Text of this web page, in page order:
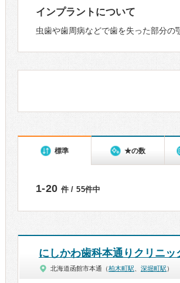
インプラントについて
虫歯や歯周病などで歯を失った部分
標準 ★の数
1-20 件 / 55件中
にしかわ歯科本通りクリニッ
北海道函館市本通（柏木町駅 深堀町駅 ）